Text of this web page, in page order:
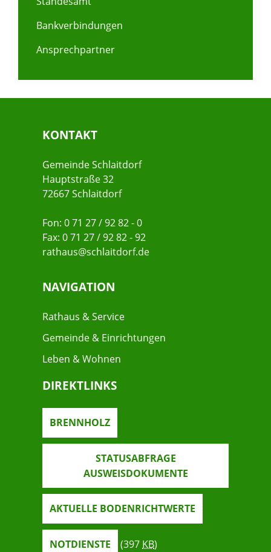
Bankverbindungen
Ansprechpartner
KONTAKT
Gemeinde Schlaitdorf
Hauptstraße 32
72667 Schlaitdorf
Fon: 0 71 27 / 92 82 - 0
Fax: 0 71 27 / 92 82 - 92
rathaus@schlaitdorf.de
NAVIGATION
Rathaus & Service
Gemeinde & Einrichtungen
Leben & Wohnen
DIREKTLINKS
BRENNHOLZ
STATUSABFRAGE
AUSWEISDOKUMENTE
AKTUELLE BODENRICHTWERTE
NOTDIENSTE (397 KB)